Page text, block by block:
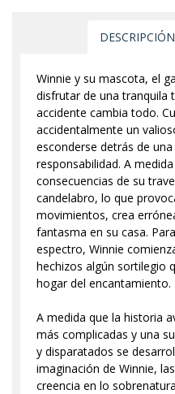
DESCRIPCIÓN
Winnie y su mascota, el
disfrutar de una tranquila
accidente cambia todo.
accidentalmente un
esconderse detrás de
responsabilidad. A
consecuencias de su
candelabro, lo que
movimientos, crea
fantasma en su casa.
espectro, Winnie
hechizos algún sortilegio
hogar del encantamiento.
A medida que la historia
más complicadas y una
y disparatados se
imaginación de Winnie,
creencia en lo